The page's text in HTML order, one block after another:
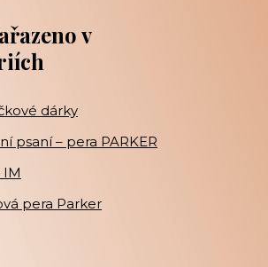
v
dárky
psaní – pera PARKER
IM
pera Parker